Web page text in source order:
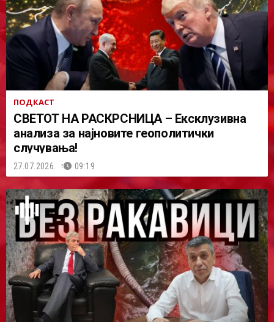
ПОДКАСТ
СВЕТОТ НА РАСКРСНИЦА – Ексклузивна
анализа за најновите геополитички
случувања!
27.07.2026. 09:19